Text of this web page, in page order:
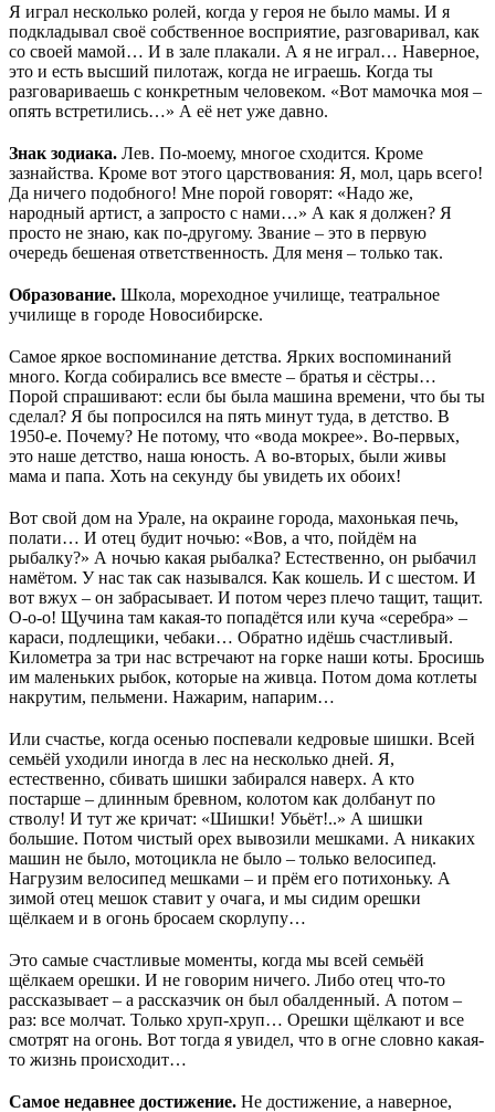
Я играл несколько ролей, когда у героя не было мамы. И я
подкладывал своё собственное восприятие, разговаривал, как
со своей мамой… И в зале плакали. А я не играл… Наверное,
это и есть высший пилотаж, когда не играешь. Когда ты
разговариваешь с конкретным человеком. «Вот мамочка моя –
опять встретились…» А её нет уже давно.
Знак зодиака. Лев. По-моему, многое сходится. Кроме
зазнайства. Кроме вот этого царствования: Я, мол, царь всего!
Да ничего подобного! Мне порой говорят: «Надо же,
народный артист, а запросто с нами…» А как я должен? Я
просто не знаю, как по-другому. Звание – это в первую
очередь бешеная ответственность. Для меня – только так.
Образование. Школа, мореходное училище, театральное
училище в городе Новосибирске.
Самое яркое воспоминание детства. Ярких воспоминаний
много. Когда собирались все вместе – братья и сёстры…
Порой спрашивают: если бы была машина времени, что бы ты
сделал? Я бы попросился на пять минут туда, в детство. В
1950-е. Почему? Не потому, что «вода мокрее». Во-первых,
это наше детство, наша юность. А во-вторых, были живы
мама и папа. Хоть на секунду бы увидеть их обоих!
Вот свой дом на Урале, на окраине города, махонькая печь,
полати… И отец будит ночью: «Вов, а что, пойдём на
рыбалку?» А ночью какая рыбалка? Естественно, он рыбачил
намётом. У нас так сак назывался. Как кошель. И с шестом. И
вот вжух – он забрасывает. И потом через плечо тащит, тащит.
О-о-о! Щучина там какая-то попадётся или куча «серебра» –
караси, подлещики, чебаки… Обратно идёшь счастливый.
Километра за три нас встречают на горке наши коты. Бросишь
им маленьких рыбок, которые на живца. Потом дома котлеты
накрутим, пельмени. Нажарим, напарим…
Или счастье, когда осенью поспевали кедровые шишки. Всей
семьёй уходили иногда в лес на несколько дней. Я,
естественно, сбивать шишки забирался наверх. А кто
постарше – длинным бревном, колотом как долбанут по
стволу! И тут же кричат: «Шишки! Убьёт!..» А шишки
большие. Потом чистый орех вывозили мешками. А никаких
машин не было, мотоцикла не было – только велосипед.
Нагрузим велосипед мешками – и прём его потихоньку. А
зимой отец мешок ставит у очага, и мы сидим орешки
щёлкаем и в огонь бросаем скорлупу…
Это самые счастливые моменты, когда мы всей семьёй
щёлкаем орешки. И не говорим ничего. Либо отец что-то
рассказывает – а рассказчик он был обалденный. А потом –
раз: все молчат. Только хруп-хруп… Орешки щёлкают и все
смотрят на огонь. Вот тогда я увидел, что в огне словно какая-
то жизнь происходит…
Самое недавнее достижение. Не достижение, а наверное,